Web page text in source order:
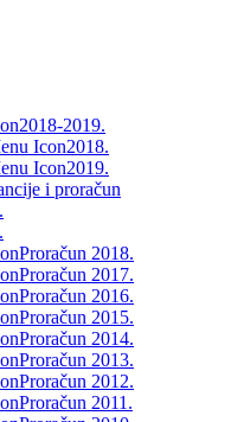
2018-2019.
2018.
2019.
i proračun
Proračun 2018.
Proračun 2017.
Proračun 2016.
Proračun 2015.
Proračun 2014.
Proračun 2013.
Proračun 2012.
Proračun 2011.